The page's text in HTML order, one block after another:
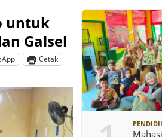
untuk
Galsel
Cetak